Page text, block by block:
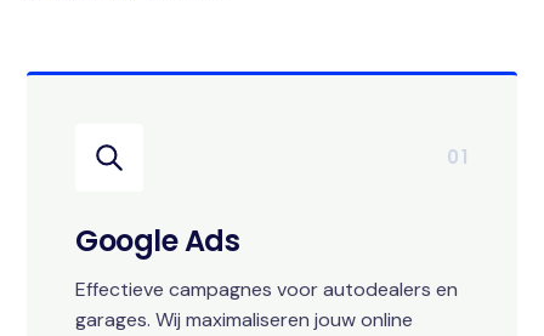
01
Google Ads
Effectieve campagnes voor autodealers en
garages. Wij maximaliseren jouw online